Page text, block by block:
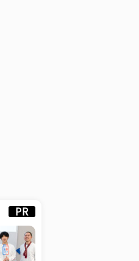
PR